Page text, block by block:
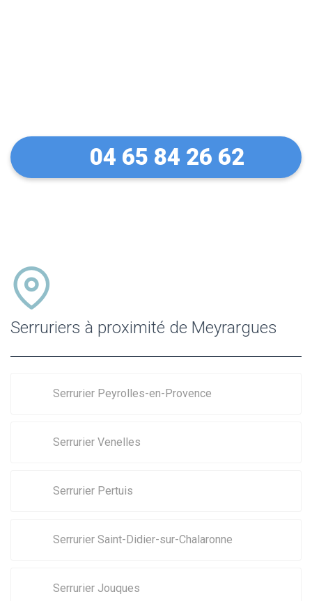
04 65 84 26 62
Serruriers à proximité de Meyrargues
Serrurier Peyrolles-en-Provence
Serrurier Venelles
Serrurier Pertuis
Serrurier Saint-Didier-sur-Chalaronne
Serrurier Jouques